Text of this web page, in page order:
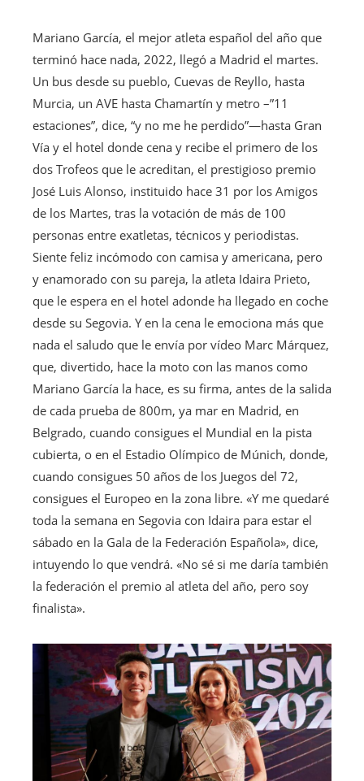
Mariano García, el mejor atleta español del año que
terminó hace nada, 2022, llegó a Madrid el martes.
Un bus desde su pueblo, Cuevas de Reyllo, hasta
Murcia, un AVE hasta Chamartín y metro –”11
estaciones”, dice, “y no me he perdido”—hasta Gran
Vía y el hotel donde cena y recibe el primero de los
dos Trofeos que le acreditan, el prestigioso premio
José Luis Alonso, instituido hace 31 por los Amigos
de los Martes, tras la votación de más de 100
personas entre exatletas, técnicos y periodistas.
Siente feliz incómodo con camisa y americana, pero
y enamorado con su pareja, la atleta Idaira Prieto,
que le espera en el hotel adonde ha llegado en coche
desde su Segovia. Y en la cena le emociona más que
nada el saludo que le envía por vídeo Marc Márquez,
que, divertido, hace la moto con las manos como
Mariano García la hace, es su firma, antes de la salida
de cada prueba de 800m, ya mar en Madrid, en
Belgrado, cuando consigues el Mundial en la pista
cubierta, o en el Estadio Olímpico de Múnich, donde,
cuando consigues 50 años de los Juegos del 72,
consigues el Europeo en la zona libre. «Y me quedaré
toda la semana en Segovia con Idaira para estar el
sábado en la Gala de la Federación Española», dice,
intuyendo lo que vendrá. «No sé si me daría también
la federación el premio al atleta del año, pero soy
finalista».